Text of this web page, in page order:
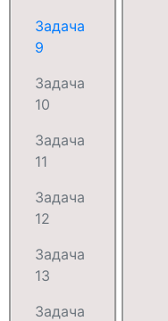
Задача
9
Задача
10
Задача
11
Задача
12
Задача
13
Задача